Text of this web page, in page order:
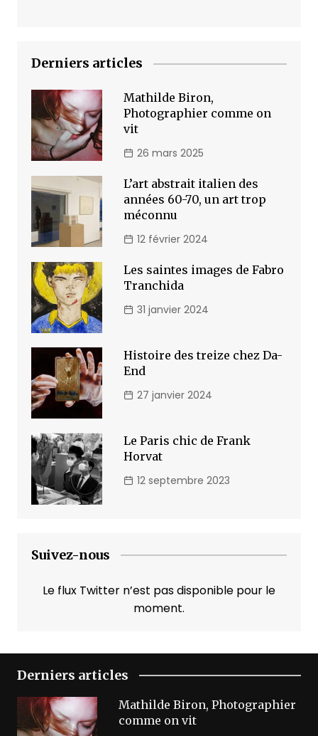
Derniers articles
Mathilde Biron,
Photographier comme on
vit
26 mars 2025
L’art abstrait italien des
années 60-70, un art trop
méconnu
12 février 2024
Les saintes images de Fabro
Tranchida
31 janvier 2024
Histoire des treize chez Da-
End
27 janvier 2024
Le Paris chic de Frank
Horvat
12 septembre 2023
Suivez-nous
Le flux Twitter n’est pas disponible pour le
moment.
Derniers articles
Mathilde Biron, Photographier
comme on vit